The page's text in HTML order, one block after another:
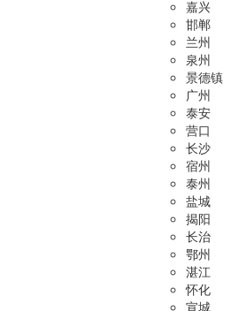
嘉兴
邯郸
兰州
泉州
景德镇
广州
泰安
营口
长沙
宿州
泰州
盐城
揭阳
长治
鄂州
湛江
怀化
宣城